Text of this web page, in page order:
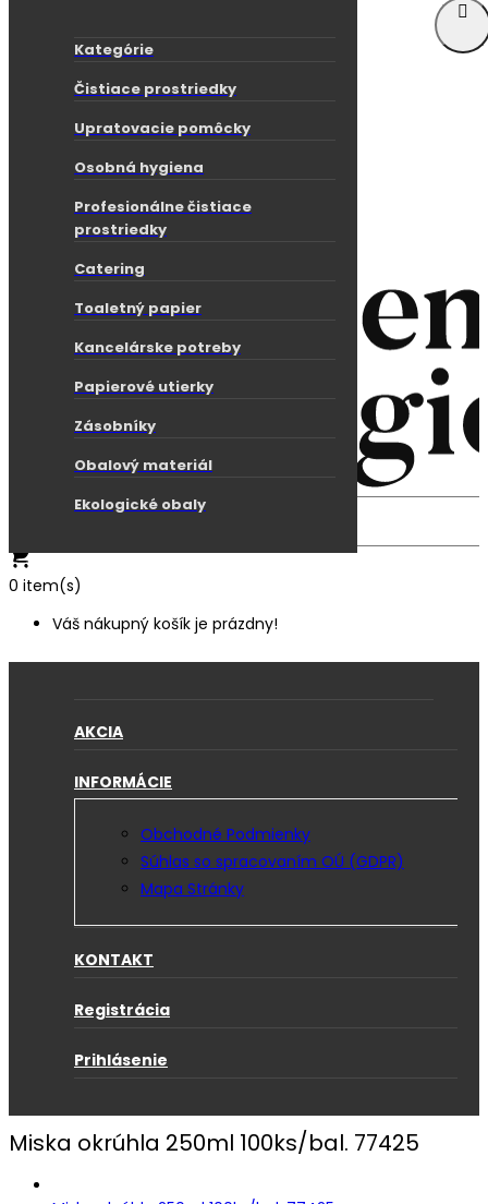
info@edenhygiena.sk
Prihlásenie
0 item(s)
Váš nákupný košík je prázdny!
Kategórie
Čistiace prostriedky
Upratovacie pomôcky
Osobná hygiena
Profesionálne čistiace
prostriedky
Catering
Toaletný papier
Kancelárske potreby
Papierové utierky
Zásobníky
Obalový materiál
Ekologické obaly
AKCIA
INFORMÁCIE
Obchodné Podmienky
Súhlas so spracovaním OÚ (GDPR)
Mapa Stránky
KONTAKT
Registrácia
Prihlásenie
Miska okrúhla 250ml 100ks/bal. 77425